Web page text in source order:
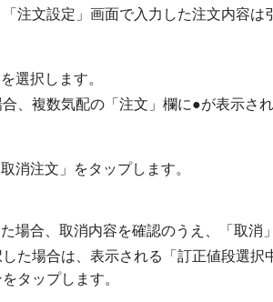
注文設定」画面で入力した注文内容は
選択します。
、複数気配の「注文」欄に●が表示され
消注文」をタップします。
場合、取消内容を確認のうえ、「取消
した場合は、表示される「訂正値段選
タップします。